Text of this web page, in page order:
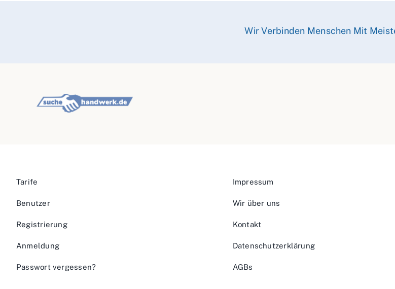
Wir Verbinden Menschen Mit
Tarife
Benutzer
Registrierung
Anmeldung
Passwort vergessen?
Impressum
Wir über uns
Kontakt
Datenschutzerklärung
AGBs